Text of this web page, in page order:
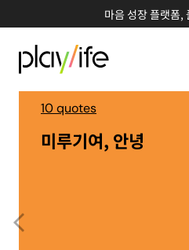
마음 성장 플랫폼,
10 quotes
미루기여, 안녕